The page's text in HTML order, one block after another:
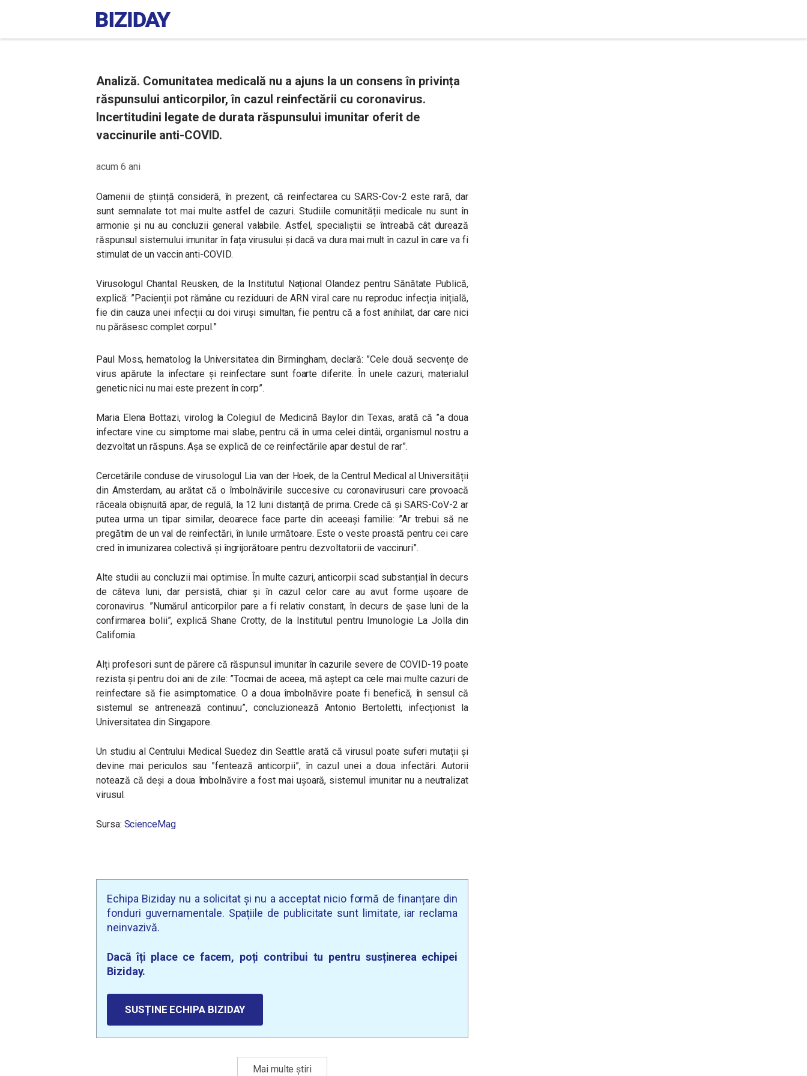
Analiză. Comunitatea medicală nu a ajuns la un consens în privința
răspunsului anticorpilor, în cazul reinfectării cu coronavirus.
Incertitudini legate de durata răspunsului imunitar oferit de
vaccinurile anti-COVID.
acum 6 ani
Oamenii de știință consideră, în prezent, că reinfectarea cu SARS-Cov-2 este rară, dar
sunt semnalate tot mai multe astfel de cazuri. Studiile comunității medicale nu sunt în
armonie și nu au concluzii general valabile. Astfel, specialiștii se întreabă cât durează
răspunsul sistemului imunitar în fața virusului și dacă va dura mai mult în cazul în care va fi
stimulat de un vaccin anti-COVID.
Virusologul Chantal Reusken, de la Institutul Național Olandez pentru Sănătate Publică,
explică: ”Pacienții pot rămâne cu reziduuri de ARN viral care nu reproduc infecția inițială,
fie din cauza unei infecții cu doi viruși simultan, fie pentru că a fost anihilat, dar care nici
nu părăsesc complet corpul.”
Paul Moss, hematolog la Universitatea din Birmingham, declară: ”Cele două secvențe de
virus apărute la infectare și reinfectare sunt foarte diferite. În unele cazuri, materialul
genetic nici nu mai este prezent în corp”.
Maria Elena Bottazi, virolog la Colegiul de Medicină Baylor din Texas, arată că ”a doua
infectare vine cu simptome mai slabe, pentru că în urma celei dintâi, organismul nostru a
dezvoltat un răspuns. Așa se explică de ce reinfectările apar destul de rar”.
Cercetările conduse de virusologul Lia van der Hoek, de la Centrul Medical al Universității
din Amsterdam, au arătat că o îmbolnăvirile succesive cu coronavirusuri care provoacă
răceala obișnuită apar, de regulă, la 12 luni distanță de prima. Crede că și SARS-CoV-2 ar
putea urma un tipar similar, deoarece face parte din aceeași familie: ”Ar trebui să ne
pregătim de un val de reinfectări, în lunile următoare. Este o veste proastă pentru cei care
cred în imunizarea colectivă și îngrijorătoare pentru dezvoltatorii de vaccinuri”.
Alte studii au concluzii mai optimise. În multe cazuri, anticorpii scad substanțial în decurs
de câteva luni, dar persistă, chiar și în cazul celor care au avut forme ușoare de
coronavirus. ”Numărul anticorpilor pare a fi relativ constant, în decurs de șase luni de la
confirmarea bolii”,explică Shane Crotty, de la Institutul pentru Imunologie La Jolla din
California.
Alți profesori sunt de părere că răspunsul imunitar în cazurile severe de COVID-19 poate
rezista și pentru doi ani de zile: ”Tocmai de aceea, mă aștept ca cele mai multe cazuri de
reinfectare să fie asimptomatice. O a doua îmbolnăvire poate fi benefică, în sensul că
sistemul se antrenează continuu”,concluzionează Antonio Bertoletti, infecționist la
Universitatea din Singapore.
Un studiu al Centrului Medical Suedez din Seattle arată că virusul poate suferi mutații și
devine mai periculos sau ”fentează anticorpii”, în cazul unei a doua infectări. Autorii
notează că deși a doua îmbolnăvire a fost mai ușoară, sistemul imunitar nu a neutralizat
virusul.
Sursa: ScienceMag
Echipa Biziday nu a solicitat și nu a acceptat nicio formă de finanțare din
fonduri guvernamentale. Spațiile de publicitate sunt limitate, iar reclama
neinvazivă.
Dacă îți place ce facem, poți contribui tu pentru susținerea echipei
Biziday.
SUSȚINE ECHIPA BIZIDAY
Mai multe știri